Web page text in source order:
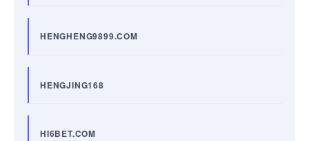
HENGHENG9899.COM
HENGJING168
HI6BET.COM